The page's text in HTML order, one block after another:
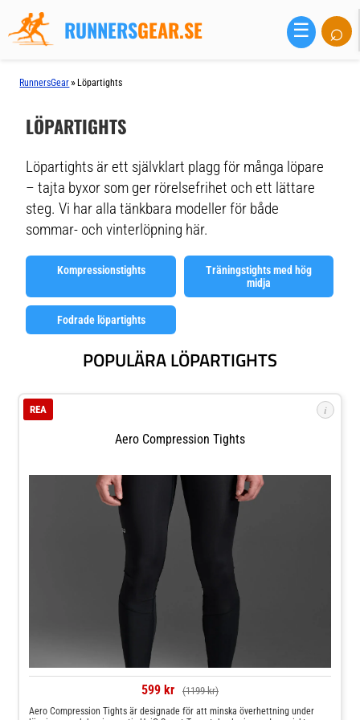
RUNNERSGEAR.SE ☰ ⌕
RunnersGear » Löpartights
LÖPARTIGHTS
Löpartights är ett självklart plagg för många löpare
– tajta byxor som ger rörelsefrihet och ett lättare
steg. Vi har alla tänkbara modeller för både
sommar- och vinterlöpning här.
Kompressionstights
Träningstights med hög
midja
Fodrade löpartights
POPULÄRA LÖPARTIGHTS
i
Aero Compression Tights
REA
599 kr (1199 kr)
Aero Compression Tights är designade för att minska överhettning under